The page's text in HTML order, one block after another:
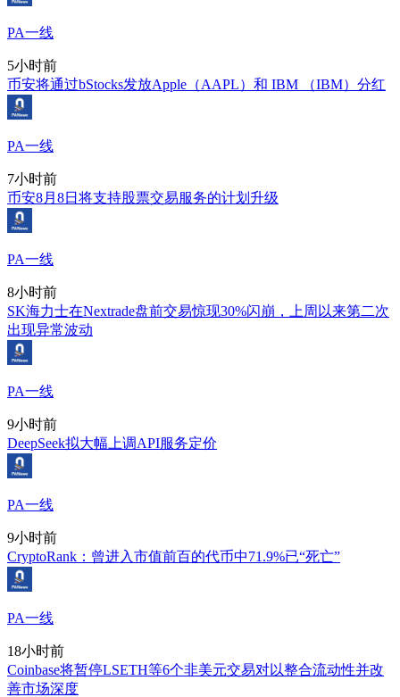
PA一线
5小时前
币安将通过bStocks发放Apple（AAPL）和 IBM （IBM）分红
PA一线
7小时前
币安8月8日将支持股票交易服务的计划升级
PA一线
8小时前
SK海力士在Nextrade盘前交易惊现30%闪崩，上周以来第二次
出现异常波动
PA一线
9小时前
DeepSeek拟大幅上调API服务定价
PA一线
9小时前
CryptoRank：曾进入市值前百的代币中71.9%已“死亡”
PA一线
18小时前
Coinbase将暂停LSETH等6个非美元交易对以整合流动性并改
善市场深度